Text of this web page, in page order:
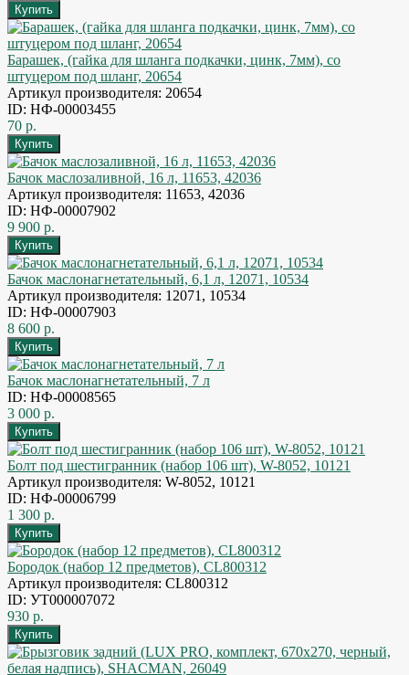
Барашек, (гайка для шланга подкачки, цинк, 7мм), со
штуцером под шланг, 20654
Артикул производителя: 20654
ID: НФ-00003455
70 р.
Бачок маслозаливной, 16 л, 11653, 42036
Артикул производителя: 11653, 42036
ID: НФ-00007902
9 900 р.
Бачок маслонагнетательный, 6,1 л, 12071, 10534
Артикул производителя: 12071, 10534
ID: НФ-00007903
8 600 р.
Бачок маслонагнетательный, 7 л
ID: НФ-00008565
3 000 р.
Болт под шестигранник (набор 106 шт), W-8052, 10121
Артикул производителя: W-8052, 10121
ID: НФ-00006799
1 300 р.
Бородок (набор 12 предметов), CL800312
Артикул производителя: CL800312
ID: УТ000007072
930 р.